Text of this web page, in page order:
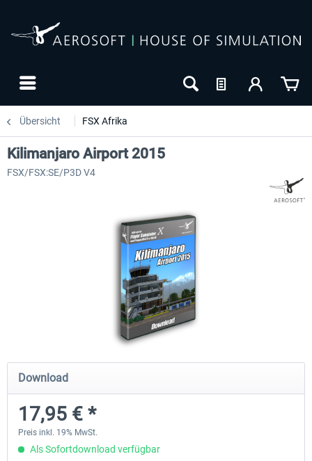
Übersicht FSX Afrika
Holiday Airports
29,95 € *
FSDG LITE - Dakar
Kilimanjaro Airport 2015
FSX/FSX:SE/P3D V4
Download
17,95 € *
Preis inkl. 19% MwSt.
Als Sofortdownload verfügbar